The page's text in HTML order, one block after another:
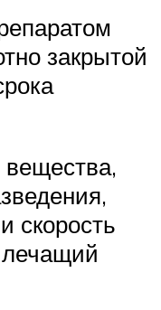
закрытой
вещества,
скорость
лечащий